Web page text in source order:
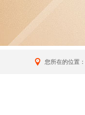
您所在的位置：